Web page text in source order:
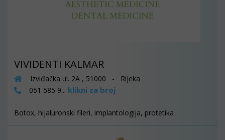
VIVIDENTI KALMAR
Izviđačka ul. 2A , 51000 - Rijeka
051 585 9... klikni za broj
Botox, hijaluronski fileri, implantologija, protetika